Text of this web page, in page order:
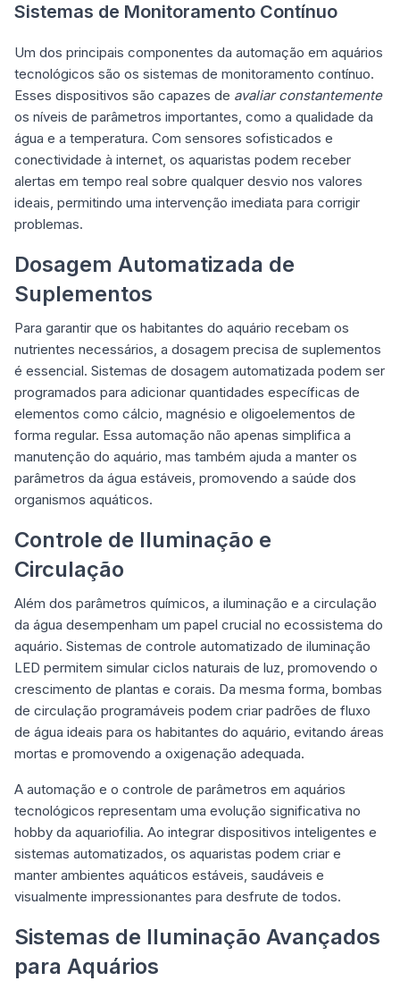
Sistemas de Monitoramento Contínuo
Um dos principais componentes da automação em aquários
tecnológicos são os sistemas de monitoramento contínuo.
Esses dispositivos são capazes de avaliar constantemente
os níveis de parâmetros importantes, como a qualidade da
água e a temperatura. Com sensores sofisticados e
conectividade à internet, os aquaristas podem receber
alertas em tempo real sobre qualquer desvio nos valores
ideais, permitindo uma intervenção imediata para corrigir
problemas.
Dosagem Automatizada de
Suplementos
Para garantir que os habitantes do aquário recebam os
nutrientes necessários, a dosagem precisa de suplementos
é essencial. Sistemas de dosagem automatizada podem ser
programados para adicionar quantidades específicas de
elementos como cálcio, magnésio e oligoelementos de
forma regular. Essa automação não apenas simplifica a
manutenção do aquário, mas também ajuda a manter os
parâmetros da água estáveis, promovendo a saúde dos
organismos aquáticos.
Controle de Iluminação e
Circulação
Além dos parâmetros químicos, a iluminação e a circulação
da água desempenham um papel crucial no ecossistema do
aquário. Sistemas de controle automatizado de iluminação
LED permitem simular ciclos naturais de luz, promovendo o
crescimento de plantas e corais. Da mesma forma, bombas
de circulação programáveis podem criar padrões de fluxo
de água ideais para os habitantes do aquário, evitando áreas
mortas e promovendo a oxigenação adequada.
A automação e o controle de parâmetros em aquários
tecnológicos representam uma evolução significativa no
hobby da aquariofilia. Ao integrar dispositivos inteligentes e
sistemas automatizados, os aquaristas podem criar e
manter ambientes aquáticos estáveis, saudáveis e
visualmente impressionantes para desfrute de todos.
Sistemas de Iluminação Avançados
para Aquários